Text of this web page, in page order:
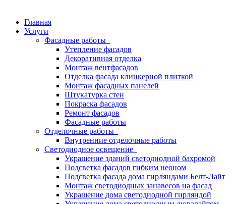
Главная
Услуги
Фасадные работы
Утепление фасадов
Декоративная отделка
Монтаж вентфасадов
Отделка фасада клинкерной плиткой
Монтаж фасадных панелей
Штукатурка стен
Покраска фасадов
Ремонт фасадов
Фасадные работы
Отделочные работы
Внутренние отделочные работы
Светодиодное освещение
Украшение зданий светодиодной бахромой
Подсветка фасадов гибким неоном
Подсветка фасада дома гирляндами Белт-Лайт
Монтаж светодиодных занавесов на фасад
Украшение дома светодиодной гирляндой